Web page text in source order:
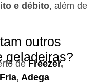
e débito, além de
outros
geladeiras?
deFreezer,
, Adega